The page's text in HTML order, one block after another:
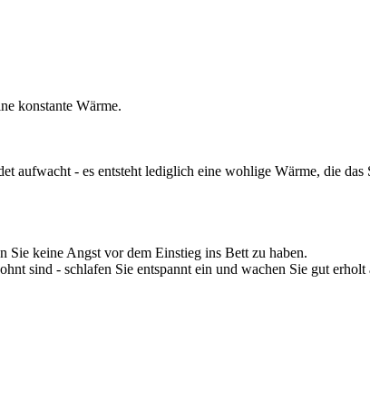
konstante Wärme.
aufwacht - es entsteht lediglich eine wohlige Wärme, die das
Sie keine Angst vor dem Einstieg ins Bett zu haben.
sind - schlafen Sie entspannt ein und wachen Sie gut